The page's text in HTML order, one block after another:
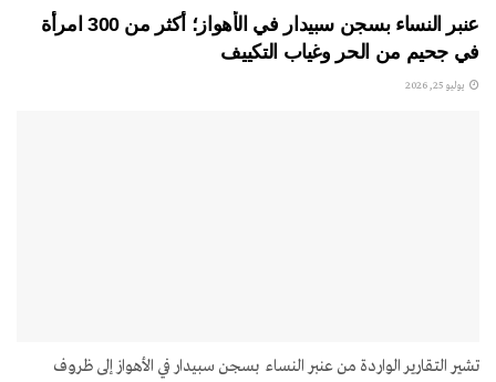
عنبر النساء بسجن سبيدار في الأهواز؛ أكثر من 300 امرأة
في جحيم من الحر وغياب التكييف
يوليو 25, 2026
تشير التقارير الواردة من عنبر النساء بسجن سبيدار في الأهواز إلى ظروف